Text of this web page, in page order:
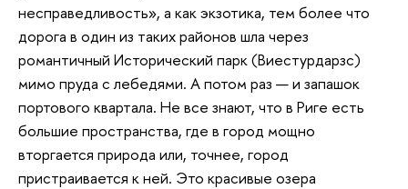
несправедливость», а как экзотика, тем более что
дорога в один из таких районов шла через
романтичный Исторический парк (Виестурдарзс)
мимо пруда с лебедями. А потом раз — и запашок
портового квартала. Не все знают, что в Риге есть
большие пространства, где в город мощно
вторгается природа или, точнее, город
пристраивается к ней. Это красивые озера